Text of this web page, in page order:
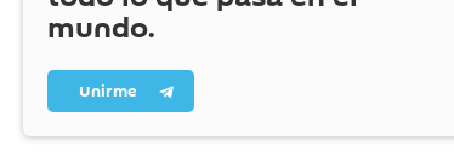
mundo.
Unirme